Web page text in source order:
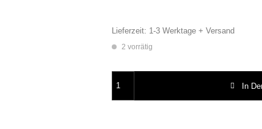
Lieferzeit: 1-3 Werktage + Versand
2 vorrätig
In